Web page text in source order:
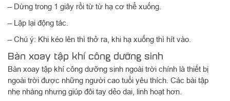
– Dừng trong 1 giây rồi từ từ hạ cơ thể xuống.
– Lặp lại động tác.
– Chú ý: Khi kéo lên thì thở ra, khi hạ xuống thì hít vào.
Bàn xoay tập khí công dưỡng sinh
Bàn xoay tập khí công dưỡng sinh ngoài trời chính là thiết bị
ngoài trời được những người cao tuổi yêu thích. Các bài tập
nhẹ nhàng nhưng giúp đôi tay dẻo dai, linh hoạt hơn.